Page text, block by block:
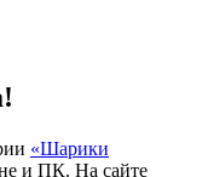
«Шарики
и ПК. На сайте